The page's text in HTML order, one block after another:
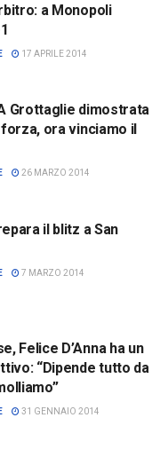
a Monopoli
17 APRILE 2014
Grottaglie dimostrata
ora vinciamo il
26 MARZO 2014
il blitz a San
7 MARZO 2014
Felice D’Anna ha un
“Dipende tutto da
31 GENNAIO 2014